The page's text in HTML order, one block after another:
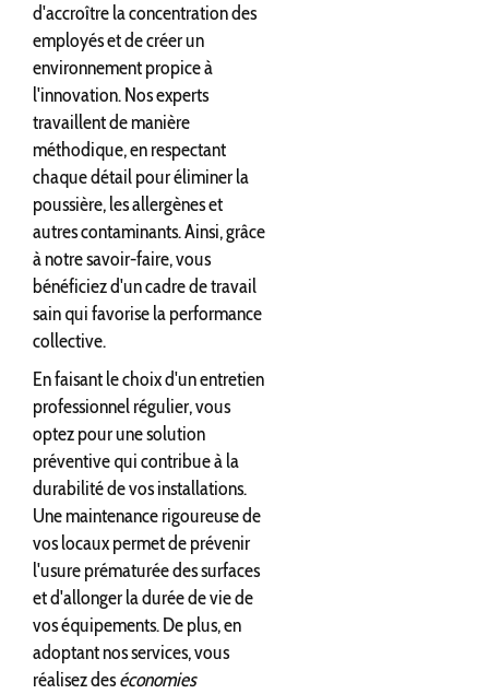
d'accroître la concentration des
employés et de créer un
environnement propice à
l'innovation. Nos experts
travaillent de manière
méthodique, en respectant
chaque détail pour éliminer la
poussière, les allergènes et
autres contaminants. Ainsi, grâce
à notre savoir-faire, vous
bénéficiez d'un cadre de travail
sain qui favorise la performance
collective.
En faisant le choix d'un entretien
professionnel régulier, vous
optez pour une solution
préventive qui contribue à la
durabilité de vos installations.
Une maintenance rigoureuse de
vos locaux permet de prévenir
l'usure prématurée des surfaces
et d'allonger la durée de vie de
vos équipements. De plus, en
adoptant nos services, vous
réalisez deséconomies